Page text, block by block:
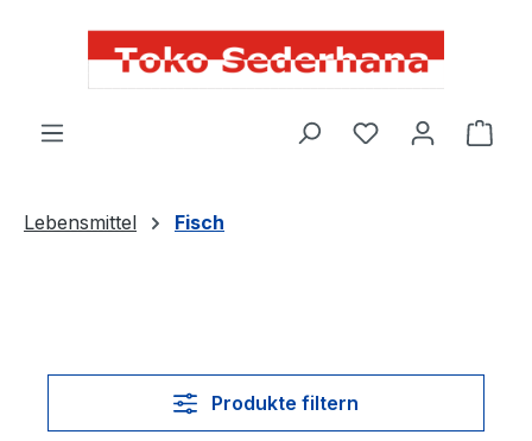
springen
Du hast 0
Lebensmittel Fisch
Produkte filtern